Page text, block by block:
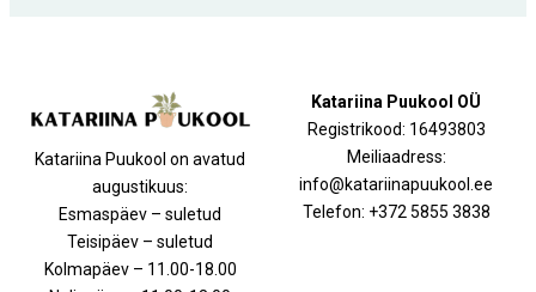
Katariina Puukool on avatud
augustikuus:
Esmaspäev – suletud
Teisipäev – suletud
Kolmapäev – 11.00-18.00
Katariina Puukool OÜ
Registrikood: 16493803
Meiliaadress:
info@katariinapuukool.ee
Telefon: +372 5855 3838